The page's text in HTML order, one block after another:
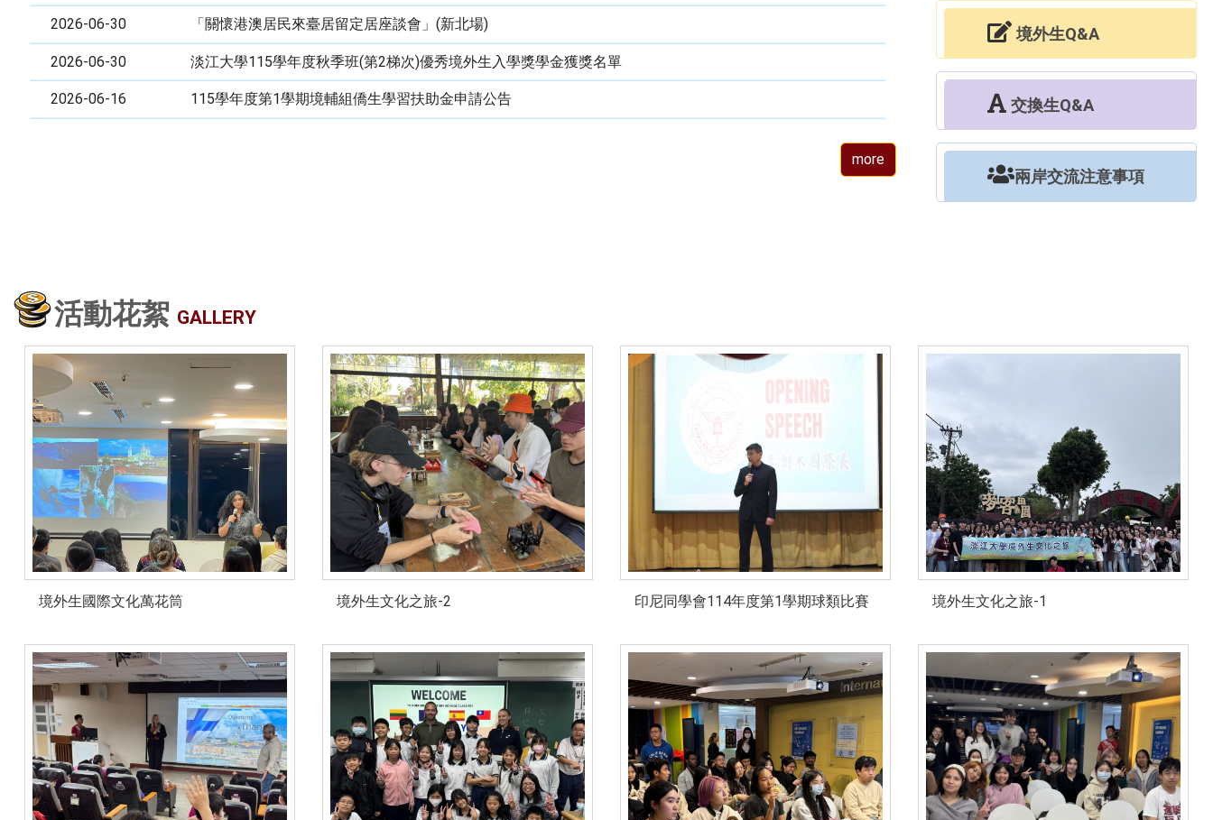
2026-06-30 「關懷港澳居民來臺居留定居座談會」(新北場)
2026-06-30 淡江大學115學年度秋季班(第2梯次)優秀境外生入學獎學金獲獎名單
2026-06-16 115學年度第1學期境輔組僑生學習扶助金申請公告
more
境外生Q&A
交換生Q&A
兩岸交流注意事項
活動花絮 GALLERY
境外生國際文化萬花筒 境外生文化之旅-2 印尼同學會114年度第1學期球類比賽 境外生文化之旅-1